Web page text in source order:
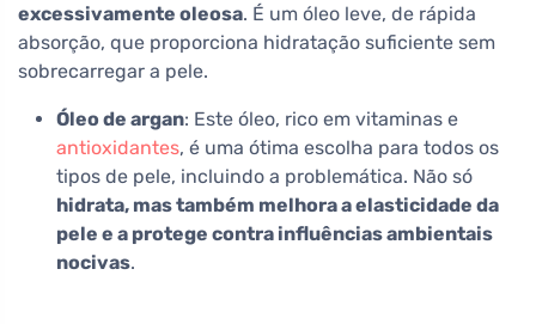
excessivamente oleosa. É um óleo leve, de rápida
absorção, que proporciona hidratação suficiente sem
sobrecarregar a pele.
Óleo de argan: Este óleo, rico em vitaminas e
antioxidantes, é uma ótima escolha para todos os
tipos de pele, incluindo a problemática. Não só
hidrata, mas também melhora a elasticidade da
pele e a protege contra influências ambientais
nocivas.